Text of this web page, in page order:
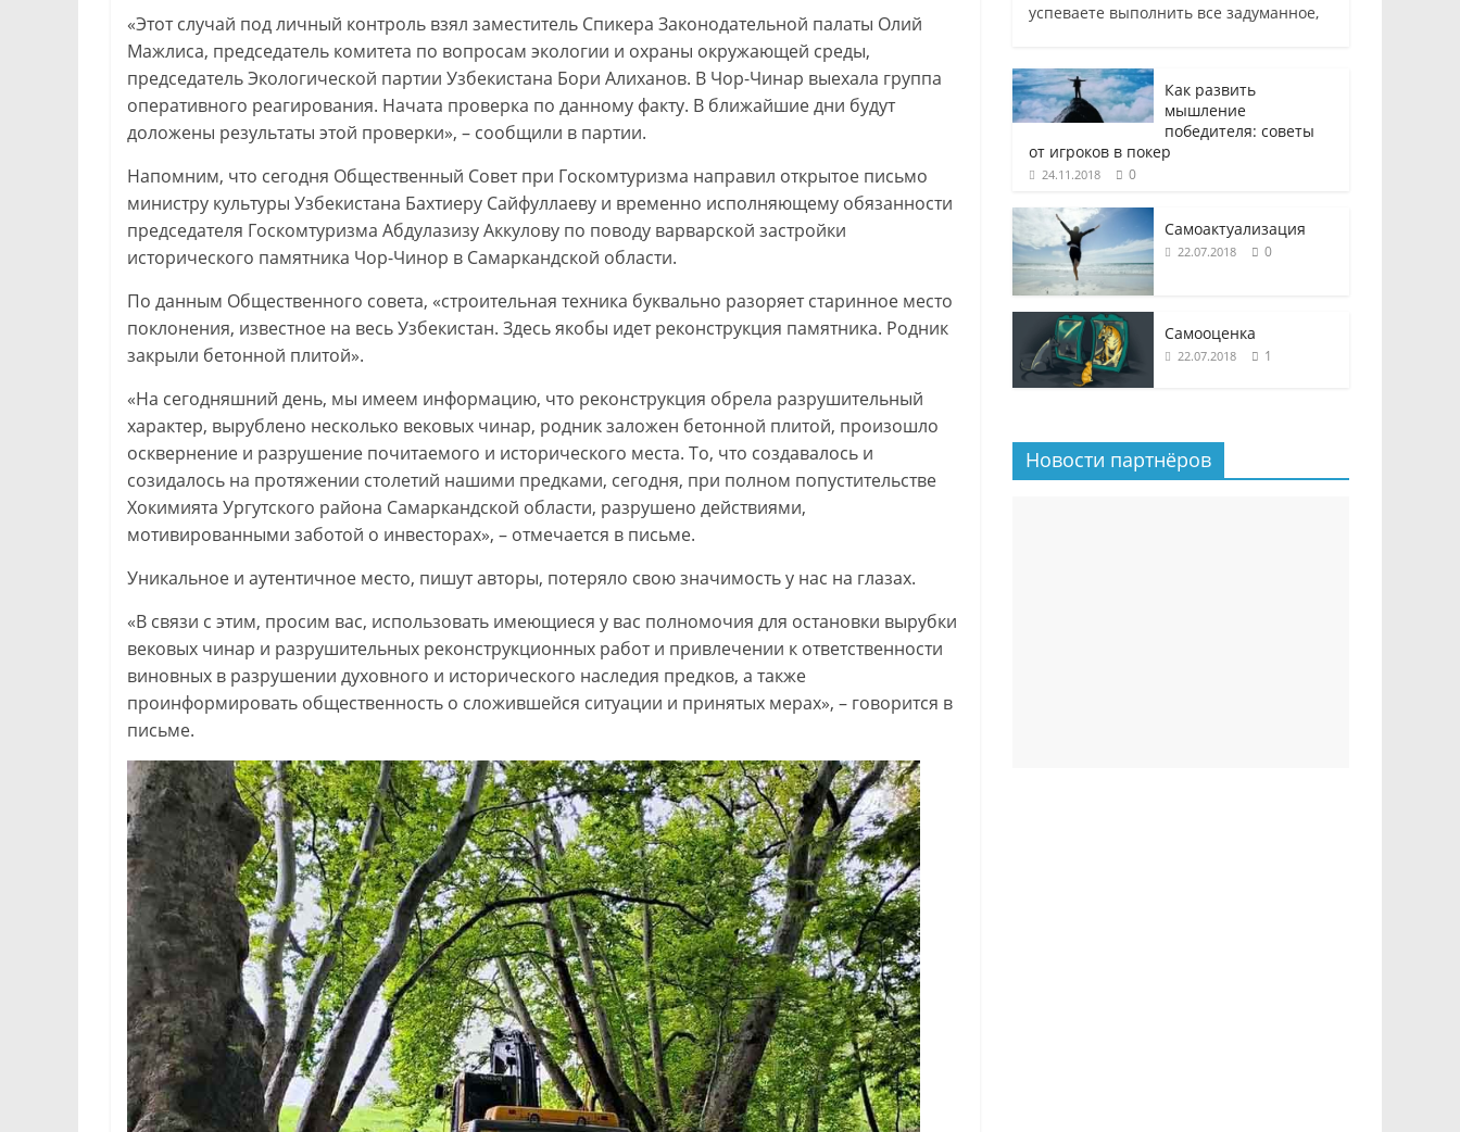
«Этот случай под личный контроль взял заместитель Спикера Законодательной палаты Олий
Мажлиса, председатель комитета по вопросам экологии и охраны окружающей среды,
председатель Экологической партии Узбекистана Бори Алиханов. В Чор-Чинар выехала группа
оперативного реагирования. Начата проверка по данному факту. В ближайшие дни будут
доложены результаты этой проверки», – сообщили в партии.
Напомним, что сегодня Общественный Совет при Госкомтуризма направил открытое письмо
министру культуры Узбекистана Бахтиеру Сайфуллаеву и временно исполняющему обязанности
председателя Госкомтуризма Абдулазизу Аккулову по поводу варварской застройки
исторического памятника Чор-Чинор в Самаркандской области.
По данным Общественного совета, «строительная техника буквально разоряет старинное место
поклонения, известное на весь Узбекистан. Здесь якобы идет реконструкция памятника. Родник
закрыли бетонной плитой».
«На сегодняшний день, мы имеем информацию, что реконструкция обрела разрушительный
характер, вырублено несколько вековых чинар, родник заложен бетонной плитой, произошло
осквернение и разрушение почитаемого и исторического места. То, что создавалось и
созидалось на протяжении столетий нашими предками, сегодня, при полном попустительстве
Хокимията Ургутского района Самаркандской области, разрушено действиями,
мотивированными заботой о инвесторах», – отмечается в письме.
Уникальное и аутентичное место, пишут авторы, потеряло свою значимость у нас на глазах.
«В связи с этим, просим вас, использовать имеющиеся у вас полномочия для остановки вырубки
вековых чинар и разрушительных реконструкционных работ и привлечении к ответственности
виновных в разрушении духовного и исторического наследия предков, а также
проинформировать общественность о сложившейся ситуации и принятых мерах», – говорится в
письме.
успеваете выполнить все задуманное,
Как развить
мышление
победителя: советы
от игроков в покер
24.11.2018 0
Самоактуализация
22.07.2018 0
Самооценка
22.07.2018 1
Новости партнёров